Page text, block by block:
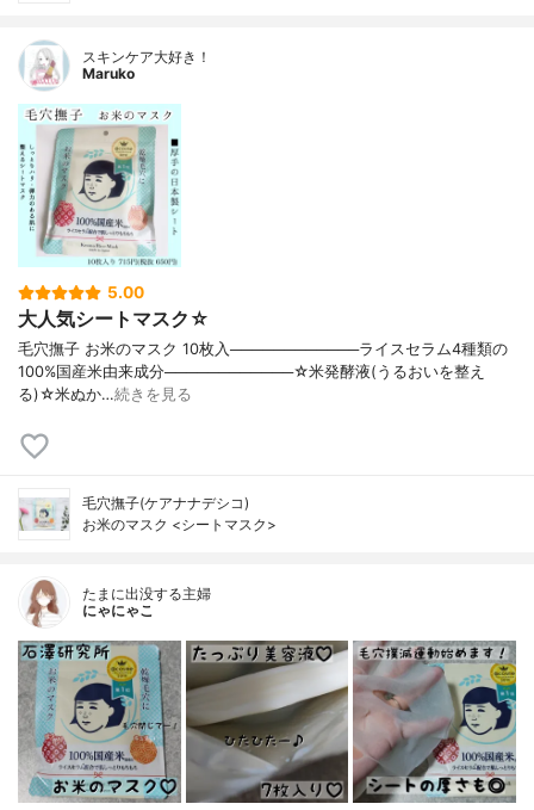
スキンケア大好き！
Maruko
5.00
大人気シートマスク☆
毛穴撫子 お米のマスク 10枚入────────────ライスセラム4種類の
100%国産米由来成分────────────☆米発酵液(うるおいを整え
る)☆米ぬか…続きを見る
毛穴撫子(ケアナナデシコ)
お米のマスク <シートマスク>
たまに出没する主婦
にゃにゃこ